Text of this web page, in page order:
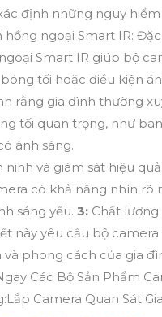
định những nguy hiểm
hồng ngoại Smart IR:
Smart IR giúp bộ
tối hoặc điều kiện
rằng gia đình thường
tối quan trọng, như
ánh sáng.
ninh và giám sát hiệu
có khả năng nhìn rõ
sáng yếu. 3: Chất
này yêu cầu bộ
và phong cách của gia
Các Bộ Sản Phẩm
Camera Quan Sát